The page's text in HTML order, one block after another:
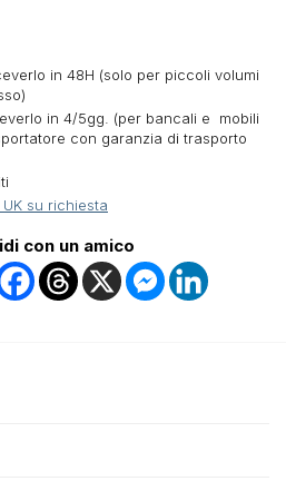
in 48H (solo per piccoli volumi
in 4/5gg. (per bancali e mobili
con garanzia di trasporto
su richiesta
con un amico